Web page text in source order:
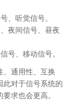
、听觉信号。
夜间信号、昼夜
号、移动信号。
、通用性、互换
此对于信号系统的
求也会更高。